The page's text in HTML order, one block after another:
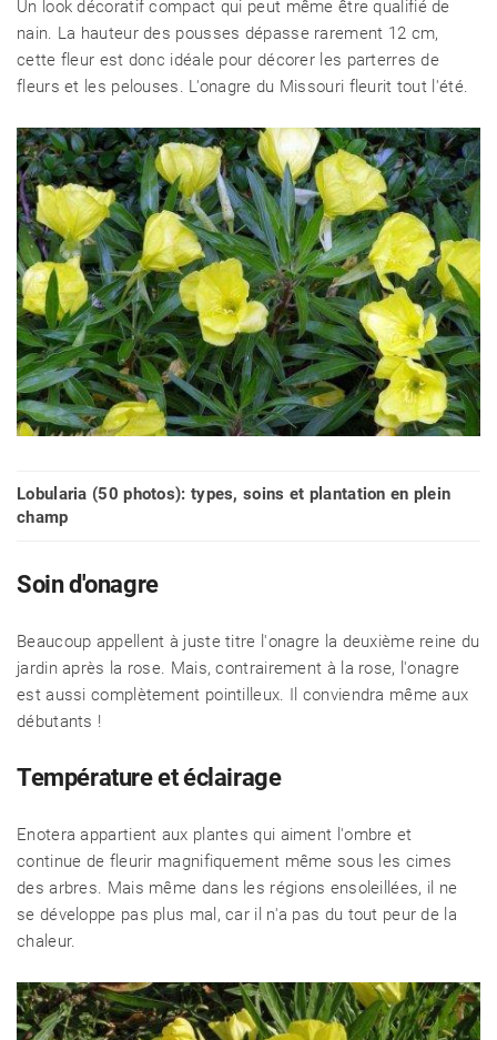
Un look décoratif compact qui peut même être qualifié de
nain. La hauteur des pousses dépasse rarement 12 cm,
cette fleur est donc idéale pour décorer les parterres de
fleurs et les pelouses. L'onagre du Missouri fleurit tout l'été.
Lobularia (50 photos): types, soins et plantation en plein
champ
Soin d'onagre
Beaucoup appellent à juste titre l'onagre la deuxième reine du
jardin après la rose. Mais, contrairement à la rose, l'onagre
est aussi complètement pointilleux. Il conviendra même aux
débutants !
Température et éclairage
Enotera appartient aux plantes qui aiment l'ombre et
continue de fleurir magnifiquement même sous les cimes
des arbres. Mais même dans les régions ensoleillées, il ne
se développe pas plus mal, car il n'a pas du tout peur de la
chaleur.